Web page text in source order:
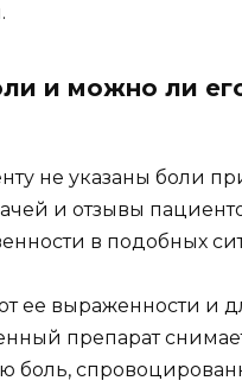
и можно ли
не указаны боли
и отзывы
в подобных
ее выраженности и
препарат
боль,